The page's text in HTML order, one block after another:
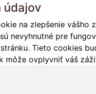
údajov
na zlepšenie
nevyhnutné pre
Tieto cookies
ovplyvniť váš